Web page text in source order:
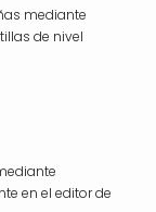
mediante
de nivel
en el editor de